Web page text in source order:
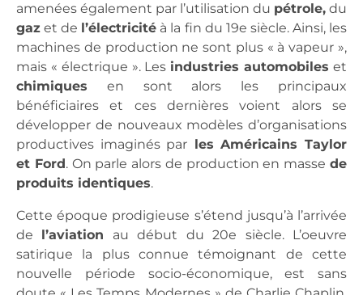
amenées également par l’utilisation du pétrole, du
gaz et de l’électricité à la fin du 19e siècle. Ainsi, les
machines de production ne sont plus « à vapeur »,
mais « électrique ». Les industries automobiles et
chimiques en sont alors les principaux
bénéficiaires et ces dernières voient alors se
développer de nouveaux modèles d’organisations
productives imaginés par les Américains Taylor
et Ford. On parle alors de production en massede
produits identiques.
Cette époque prodigieuse s’étend jusqu’à l’arrivée
de l’aviation au début du 20e siècle. L’oeuvre
satirique la plus connue témoignant de cette
nouvelle période socio-économique, est sans